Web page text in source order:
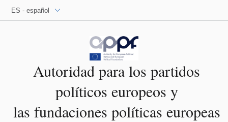
ES - español
Autoridad para los partidos
políticos europeos y
las fundaciones políticas europeas